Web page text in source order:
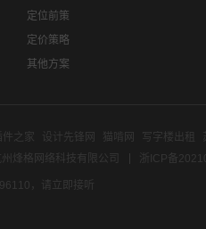
定位前策
定价策略
其他方案
之家 设计先锋网 猫啃网 写字楼出租
烽格网络科技有限公司
浙ICP备
，请立即接听